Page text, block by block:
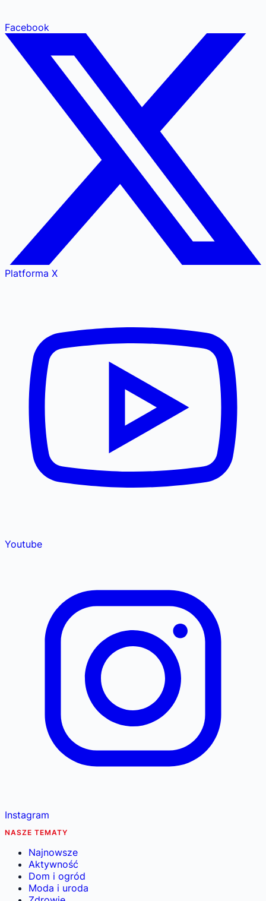
Facebook
Platforma X
Youtube
Instagram
NASZE TEMATY
Najnowsze
Aktywność
Dom i ogród
Moda i uroda